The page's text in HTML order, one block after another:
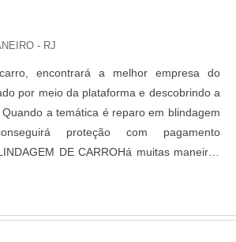
- RJ
encontrará a melhor empresa do
por meio da plataforma e descobrindo a
a temática é reparo em blindagem
proteção com pagamento
DE CARROHá muitas maneiras
em sua área...